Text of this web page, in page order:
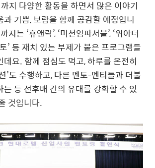
지 다양한 활동을 하면서 많은 이야기
과 기쁨, 보람을 함께 공감할 예정입니
지는 ‘휴앤락’, ‘미션임파서블’, ‘위아더
’ 등 재치 있는 부제가 붙은 프로그램들
요. 함께 점심도 먹고, 하루를 온전히
’도 수행하고, 다른 멘토-멘티들과 더불
는 등 선후배 간의 유대를 강화할 수 있
것입니다.